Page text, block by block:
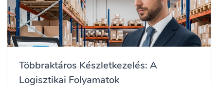
Többraktáros Készletkezelés: A
Logisztikai Folyamatok